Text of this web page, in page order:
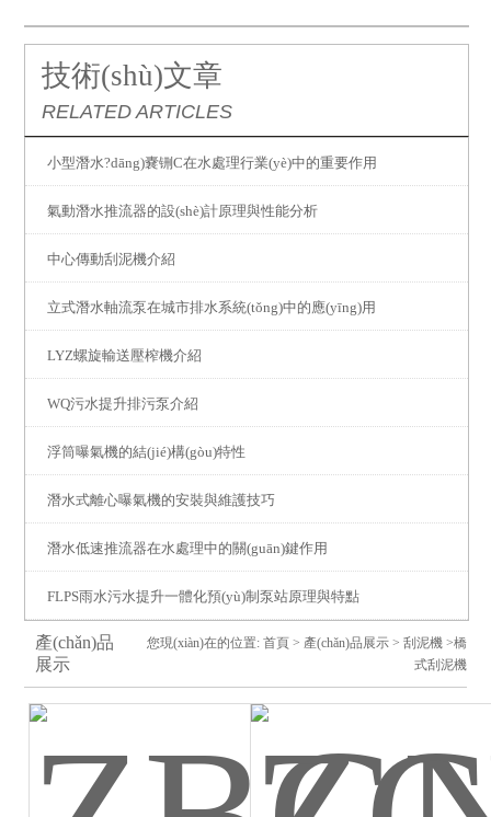
技術(shù)文章
RELATED ARTICLES
小型潛水?dāng)嚢铏C在水處理行業(yè)中的重要作用
氣動潛水推流器的設(shè)計原理與性能分析
中心傳動刮泥機介紹
立式潛水軸流泵在城市排水系統(tǒng)中的應(yīng)用
LYZ螺旋輸送壓榨機介紹
WQ污水提升排污泵介紹
浮筒曝氣機的結(jié)構(gòu)特性
潛水式離心曝氣機的安裝與維護技巧
潛水低速推流器在水處理中的關(guān)鍵作用
FLPS雨水污水提升一體化預(yù)制泵站原理與特點
產(chǎn)品
展示
您現(xiàn)在的位置: 首頁> 產(chǎn)品展示> 刮泥機>橋
式刮泥機